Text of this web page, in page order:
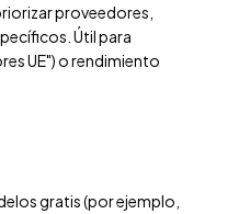
proveedores,
Útil para
UE") o rendimiento
gratis (por ejemplo,